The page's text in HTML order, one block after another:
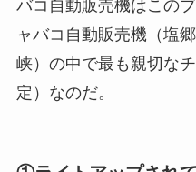
バコ自動販売機はこの
ャバコ自動販売機（塩
峡）の中で最も親切な
定）なのだ。